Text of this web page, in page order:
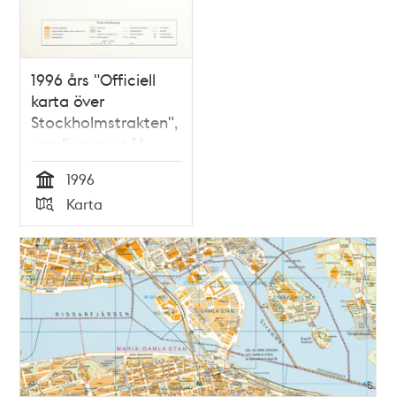
1996 års "Officiell
karta över
Stockholmstrakten",
samlingspost 16
blad
Tid
1996
Typ
Karta